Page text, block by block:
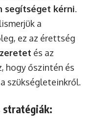
segítséget kérni.
a
ez az érettség
és az
hogy őszintén és
szükségleteinkről.
stratégiák: